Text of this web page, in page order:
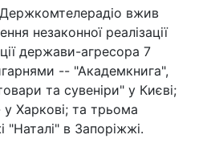
вжив
незаконної реалізації
держави-агресора 7
-- "Академкнига",
та сувеніри" у Києві;
Харкові; та трьома
в Запоріжжі.